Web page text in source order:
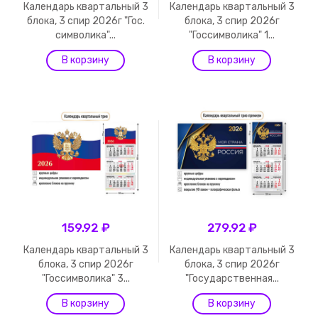
Календарь квартальный 3
блока, 3 спир 2026г "Гос.
символика"...
Календарь квартальный 3
блока, 3 спир 2026г
"Госсимволика" 1...
159.92 ₽
Календарь квартальный 3
блока, 3 спир 2026г
"Госсимволика" 3...
279.92 ₽
Календарь квартальный 3
блока, 3 спир 2026г
"Государственная...